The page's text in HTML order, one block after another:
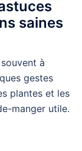
saines
à
gestes
plantes et les
manger utile.